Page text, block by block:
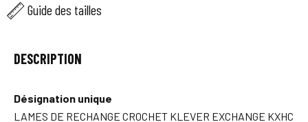
Guide des tailles
DESCRIPTION
Désignation unique
LAMES DE RECHANGE CROCHET KLEVER EXCHANGE KXHC